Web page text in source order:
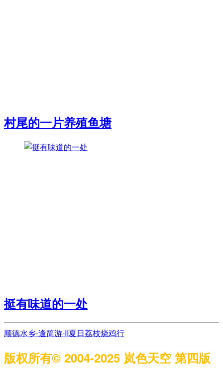
村尾的一片养殖鱼塘
挺有味道的一处
顺德水乡-逢简游-II夏日荔枝烧鸡行
版权所有© 2004-2025 岚色天空 第四版